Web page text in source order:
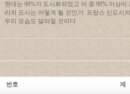
현대는 90%가 도시화되었고 이 중 90% 이상
리의 도시는 어떻게 될 것인가. 프랑스 신도시
우리 모습도 달라질 것이다
번호
제